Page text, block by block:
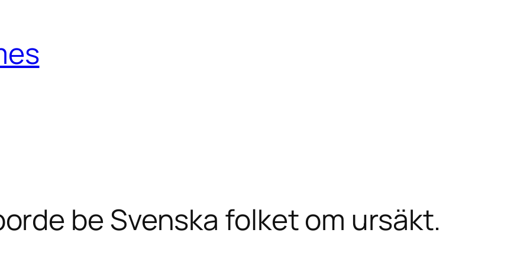
be Svenska folket om ursäkt.